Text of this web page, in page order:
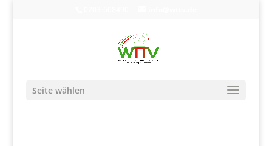
Seite wählen